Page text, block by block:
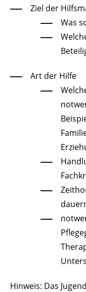
Ziel der
Was
Art der Hilfe
Hinweis: Das